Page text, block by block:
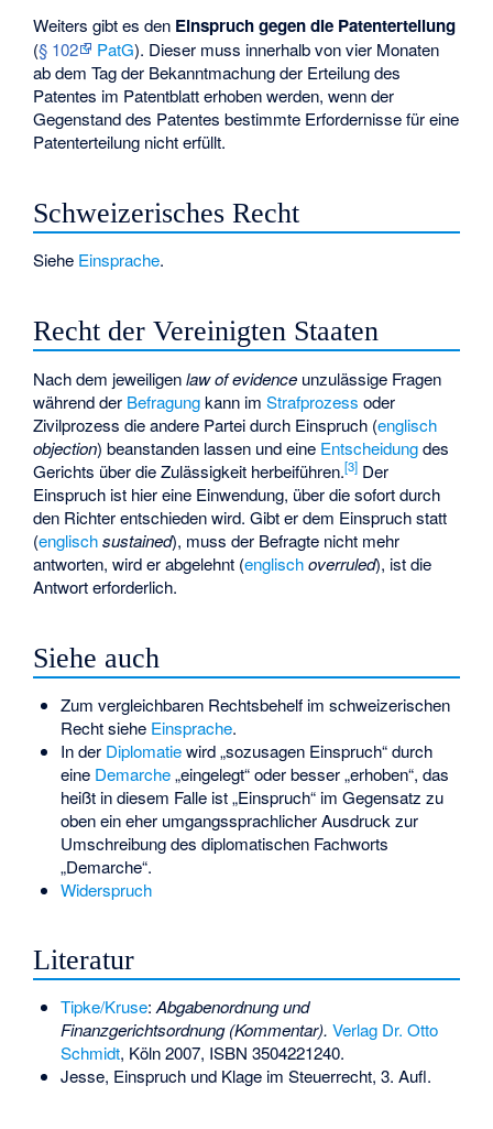
Weiters gibt es den Einspruch gegen die Patenterteilung
(§ 102 PatG). Dieser muss innerhalb von vier Monaten
ab dem Tag der Bekanntmachung der Erteilung des
Patentes im Patentblatt erhoben werden, wenn der
Gegenstand des Patentes bestimmte Erfordernisse für eine
Patenterteilung nicht erfüllt.
Schweizerisches Recht
Siehe Einsprache.
Recht der Vereinigten Staaten
Nach dem jeweiligenlaw of evidence unzulässige Fragen
während der Befragungkann imStrafprozess oder
Zivilprozess die andere Partei durch Einspruch (englisch
objection) beanstanden lassen und eine Entscheidungdes
Gerichts über die Zulässigkeit herbeiführen.[3] Der
Einspruch ist hier eine Einwendung, über die sofort durch
den Richter entschieden wird. Gibt er dem Einspruch statt
(englisch sustained), muss der Befragte nicht mehr
antworten, wird er abgelehnt (englisch overruled), ist die
Antwort erforderlich.
Siehe auch
Zum vergleichbaren Rechtsbehelf im schweizerischen
Recht siehe Einsprache.
In der Diplomatiewird „sozusagen Einspruch“ durch
eine Demarche„eingelegt“ oder besser „erhoben“, das
heißt in diesem Falle ist „Einspruch“ im Gegensatz zu
oben ein eher umgangssprachlicher Ausdruck zur
Umschreibung des diplomatischen Fachworts
„Demarche“.
Widerspruch
Literatur
Tipke/Kruse: Abgabenordnung und
Finanzgerichtsordnung (Kommentar). Verlag Dr. Otto
Schmidt, Köln 2007, ISBN 3504221240.
Jesse, Einspruch und Klage im Steuerrecht, 3. Aufl.